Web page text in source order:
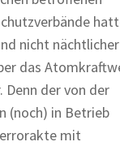
nicht nächtlicher
das
der von der
(noch) in Betrieb
mit